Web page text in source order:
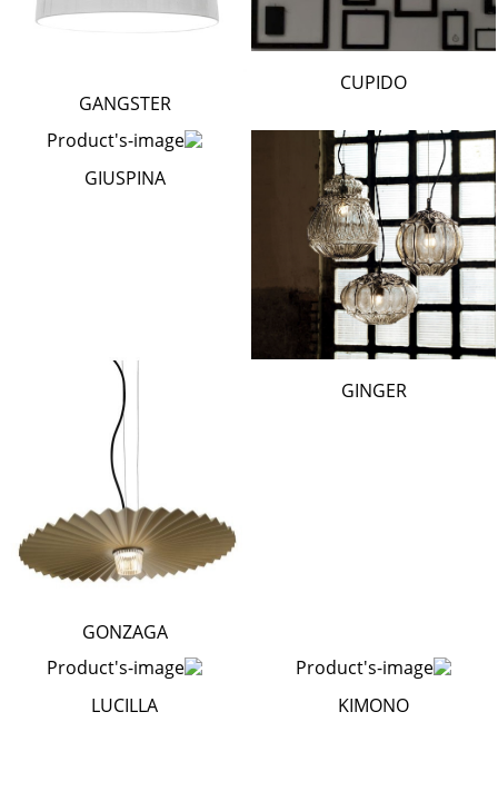
CUPIDO
GANGSTER
GINGER
GIUSPINA
GONZAGA
KIMONO
LUCILLA